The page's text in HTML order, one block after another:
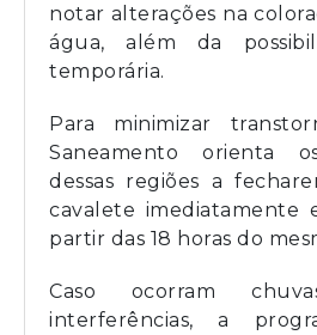
notar alterações na
água, além da
temporária.
Para minimizar
Saneamento orienta
dessas regiões a
cavalete imediatamente
partir das 18 horas do
Caso ocorram
interferências, a